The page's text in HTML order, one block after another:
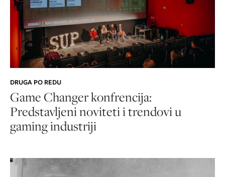
DRUGA PO REDU
Game Changer konfrencija:
Predstavljeni noviteti i trendovi u
gaming industriji